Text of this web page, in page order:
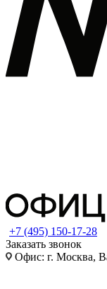
+7 (495) 150-17-28
Заказать звонок
Офис: г. Москва,